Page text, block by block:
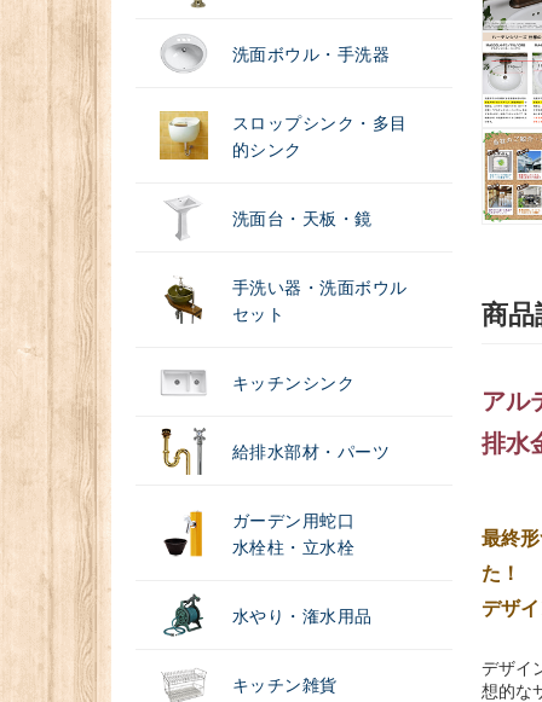
洗面ボウル・手洗器
スロップシンク・多目
的シンク
洗面台・天板・鏡
手洗い器・洗面ボウル
セット
キッチンシンク
給排水部材・パーツ
ガーデン用蛇口
水栓柱・立水栓
水やり・潅水用品
キッチン雑貨
商品
アル
排水
最終
た！
デザ
デザイ
想的な